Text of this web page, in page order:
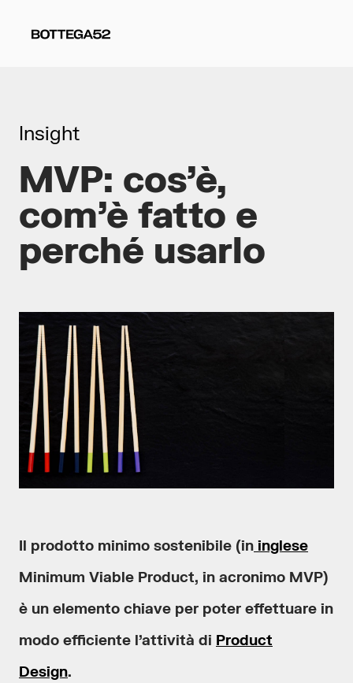
Insight
MVP: cos’è,
com’è fatto e
perché usarlo
Il prodotto minimo sostenibile (in inglese
Minimum Viable Product, in acronimo MVP)
è un elemento chiave per poter effettuare in
modo efficiente l’attività di Product
Design.